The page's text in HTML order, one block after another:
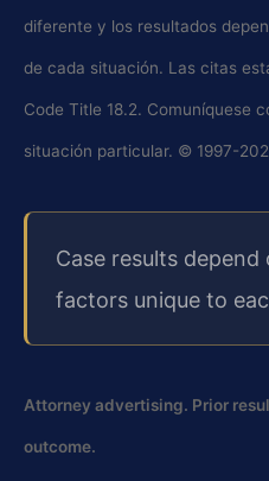
diferente y los resultados
de cada situación. Las citas
Code Title 18.2. Comuníquese
situación particular. © 1997-
Case results
factors unique to
Attorney advertising. Prior
outcome.